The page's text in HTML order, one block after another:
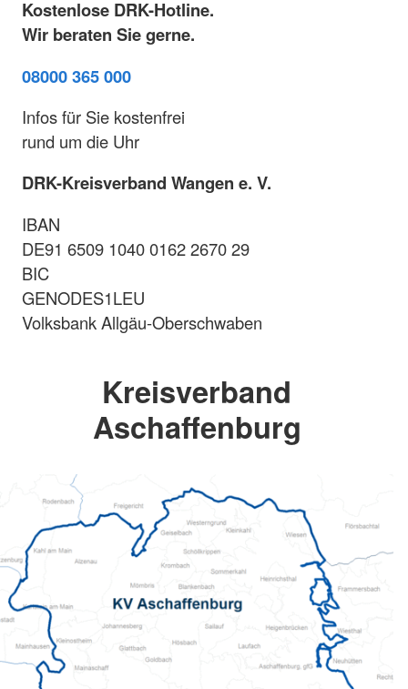
Kostenlose DRK-Hotline.
Wir beraten Sie gerne.
08000 365 000
Infos für Sie kostenfrei
rund um die Uhr
DRK-Kreisverband Wangen e. V.
IBAN
DE91 6509 1040 0162 2670 29
BIC
GENODES1LEU
Volksbank Allgäu-Oberschwaben
Kreisverband
Aschaffenburg